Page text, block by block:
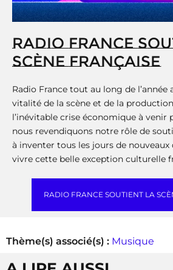
RADIO FRANCE
SCÈNE FRANÇAISE
Radio France tout au long de l’année
vitalité de la scène et de la
l’inévitable crise économique à venir
nous revendiquons notre rôle de
à inventer tous les jours de
vivre cette belle exception culturelle
RADIO FRANCE SOUTIENT LA
Thème(s) associé(s) : Musique